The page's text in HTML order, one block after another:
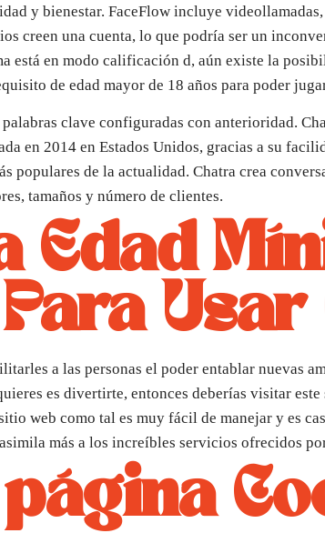
y bienestar. FaceFlow incluye
creen una cuenta, lo que podría ser un
está en modo calificación d, aún existe la
de edad mayor de 18 años para poder
clave configuradas con anterioridad.
en 2014 en Estados Unidos, gracias a su
populares de la actualidad. Chatra crea
tamaños y número de clientes.
Edad
Usar
a las personas el poder entablar nuevas
es divertirte, entonces deberías visitar
web como tal es muy fácil de manejar y es
más a los increíbles servicios ofrecidos